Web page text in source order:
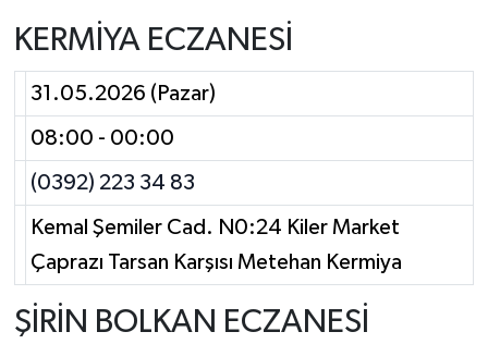
KERMİYA ECZANESİ
31.05.2026 (Pazar)
08:00 - 00:00
(0392) 223 34 83
Kemal Şemiler Cad. N0:24 Kiler Market
Çaprazı Tarsan Karşısı Metehan Kermiya
ŞİRİN BOLKAN ECZANESİ